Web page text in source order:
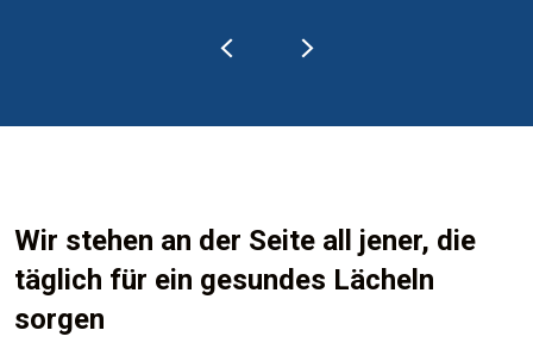
Wir stehen an der Seite all jener, die
täglich für ein gesundes Lächeln
sorgen